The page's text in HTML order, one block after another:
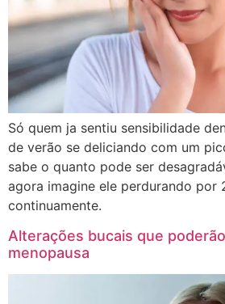
Só quem ja sentiu sensibilidade
de verão se deliciando com um
sabe o quanto pode ser
agora imagine ele perdurando por
continuamente.
Alterações bucais que
menopausa